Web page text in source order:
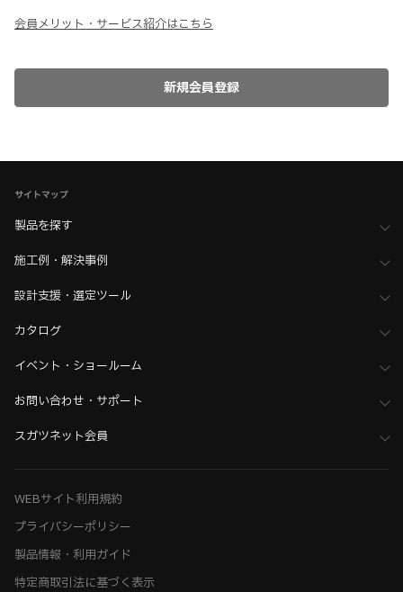
会員メリット・サービス紹介はこちら
サイトマップ
製品を探す
施工例・解決事例
設計支援・選定ツール
カタログ
イベント・ショールーム
お問い合わせ・サポート
スガツネット会員
WEBサイト利用規約
プライバシーポリシー
製品情報・利用ガイド
特定商取引法に基づく表示